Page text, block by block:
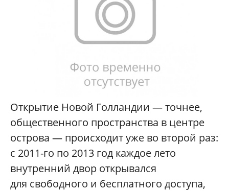
Открытие Новой Голландии — точнее,
общественного пространства в центре
острова — происходит уже во второй раз:
с 2011-го по 2013 год каждое лето
внутренний двор открывался
для свободного и бесплатного доступа,